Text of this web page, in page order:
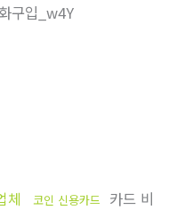
구입_w4Y
체 코인 신용카드
카드 비